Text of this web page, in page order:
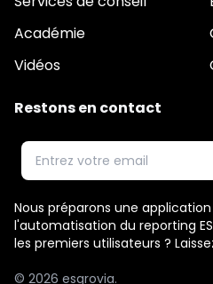
Académie
Vidéos
Restons en contact
Email
Nous préparons une
l'automatisation du reporting
les premiers utilisateurs ?
© 2026 esgrovia.